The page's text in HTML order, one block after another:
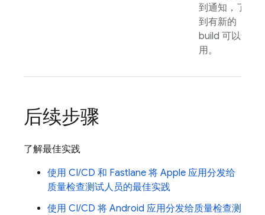
到通知，了解
到有新的
build 可以试
用。
后续步骤
了解最佳实践
使用 CI/CD 和 Fastlane 将 Apple 应用分发给
质量检查测试人员的最佳实践
使用 CI/CD 将 Android 应用分发给质量检查测